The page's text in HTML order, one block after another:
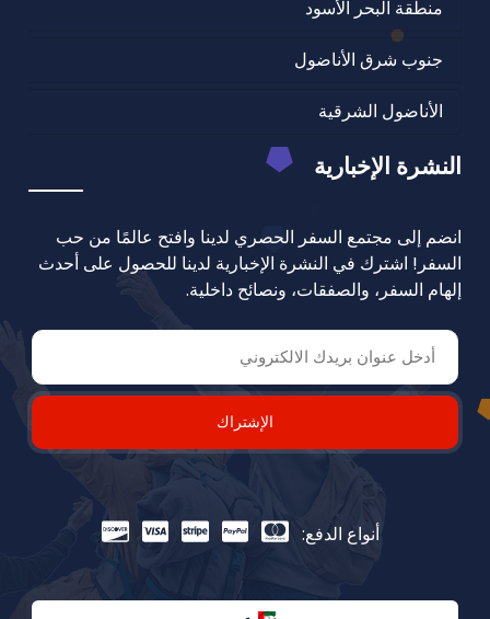
منطقة البحر الأسود
جنوب شرق الأناضول
الأناضول الشرقية
النشرة الإخبارية
انضم إلى مجتمع السفر الحصري لدينا وافتح عالمًا من حب
السفر! اشترك في النشرة الإخبارية لدينا للحصول على أحدث
إلهام السفر، والصفقات، ونصائح داخلية.
الإشتراك
أنواع الدفع: